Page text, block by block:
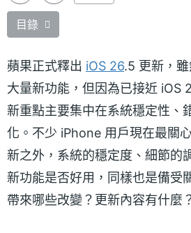
目錄
蘋果正式釋出 iOS 26.5 更新，
大量新功能，但因為已接近 iOS
新重點主要集中在系統穩定性、
化。不少 iPhone 用戶現在最關
新之外，系統的穩定度、細節的
新功能是否好用，同樣也是備受
帶來哪些改變？更新內容有什麼